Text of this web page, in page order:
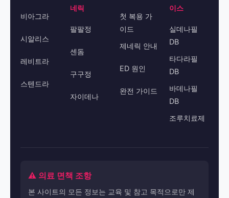
비아그라
시알리스
레비트라
스텐드라
네릭
팔팔정
센돔
구구정
자이데나
첫 복용 가
이드
제네릭 안내
ED 원인
완전 가이드
이스
실데나필
DB
타다라필
DB
바데나필
DB
조루치료제
⚠️ 의료 면책 조항
본 사이트의 모든 정보는 교육 및 참고 목적으로만 제